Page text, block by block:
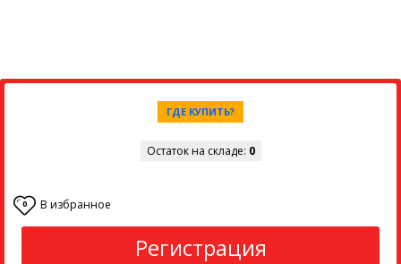
ГДЕ КУПИТЬ?
Остаток на складе: 0
0 В избранное
Регистрация